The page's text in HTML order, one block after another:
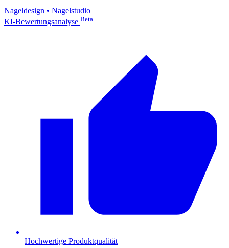
Nageldesign • Nagelstudio
KI-Bewertungsanalyse Beta
Hochwertige Produktqualität